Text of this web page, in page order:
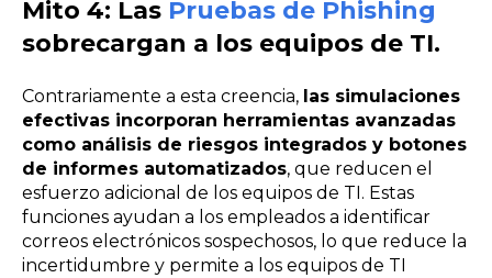
Mito 4: Las Pruebas de Phishing
sobrecargan a los equipos de TI.
Contrariamente a esta creencia, las simulaciones
efectivas incorporan herramientas avanzadas
como análisis de riesgos integrados y botones
de informes automatizados, que reducen el
esfuerzo adicional de los equipos de TI. Estas
funciones ayudan a los empleados a identificar
correos electrónicos sospechosos, lo que reduce la
incertidumbre y permite a los equipos de TI